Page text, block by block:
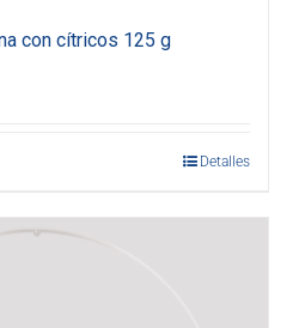
con cítricos 125 g
Detalles